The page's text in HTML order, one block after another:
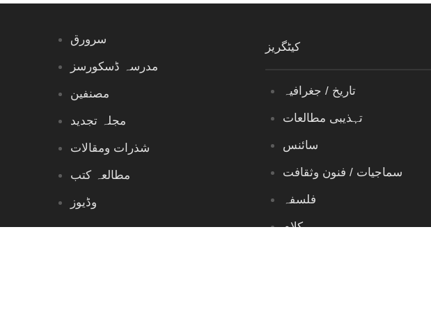
کیٹگریز
تاریخ / جغرافیہ
تہذیبی مطالعات
سائنس
سماجیات / فنون وثقافت
فلسفہ
کلام
سرورق
مدرسہ ڈسکورسز
مصنفین
مجلہ تجدید
شذرات ومقالات
مطالعہ کتب
وڈیوز